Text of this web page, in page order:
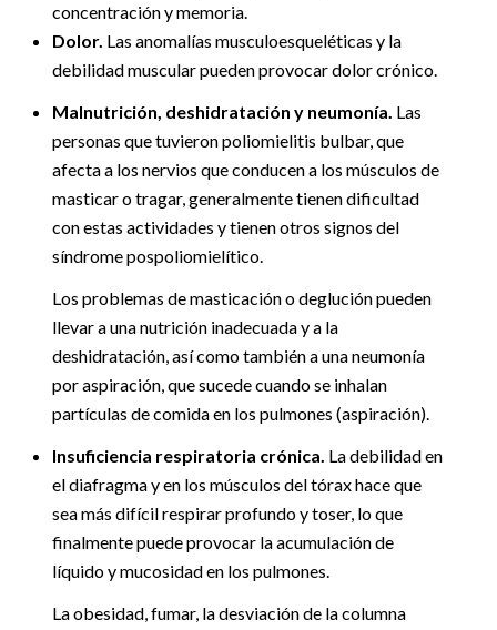
concentración y memoria.
Dolor. Las anomalías musculoesqueléticas y la
debilidad muscular pueden provocar dolor crónico.
Malnutrición, deshidratación y neumonía. Las
personas que tuvieron poliomielitis bulbar, que
afecta a los nervios que conducen a los músculos de
masticar o tragar, generalmente tienen dificultad
con estas actividades y tienen otros signos del
síndrome pospoliomielítico.
Los problemas de masticación o deglución pueden
llevar a una nutrición inadecuada y a la
deshidratación, así como también a una neumonía
por aspiración, que sucede cuando se inhalan
partículas de comida en los pulmones (aspiración).
Insuficiencia respiratoria crónica. La debilidad en
el diafragma y en los músculos del tórax hace que
sea más difícil respirar profundo y toser, lo que
finalmente puede provocar la acumulación de
líquido y mucosidad en los pulmones.
La obesidad, fumar, la desviación de la columna